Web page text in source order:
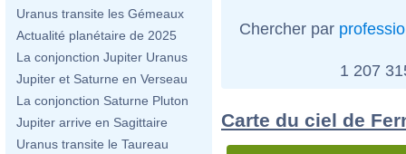
Uranus transite les Gémeaux
Actualité planétaire de 2025
La conjonction Jupiter Uranus
Jupiter et Saturne en Verseau
La conjonction Saturne Pluton
Jupiter arrive en Sagittaire
Uranus transite le Taureau
Chercher par
1 207
Carte du ciel de